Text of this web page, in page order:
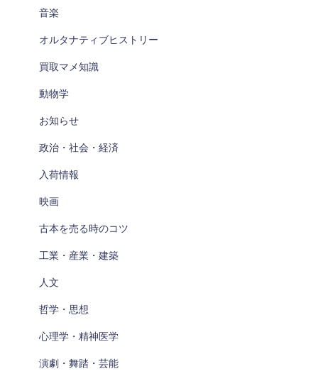
音楽
オルタナティブヒストリー
買取マメ知識
動物学
お知らせ
政治・社会・経済
入荷情報
映画
古本を売る時のコツ
工業・産業・建築
人文
哲学・思想
心理学・精神医学
演劇・舞踏・芸能